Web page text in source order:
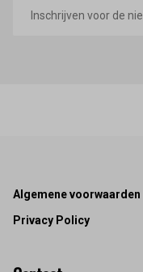
mailadres
Footer
Algemene voorwaarden
Privacy Policy